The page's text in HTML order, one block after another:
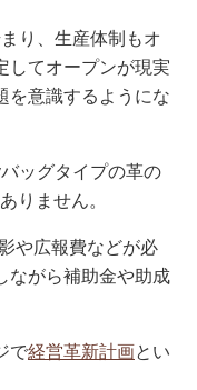
り、生産体制もオ
してオープンが現実
を意識するようにな
ッグタイプの革の
りません。
や広報費などが必
ながら補助金や助成
で経営革新計画とい